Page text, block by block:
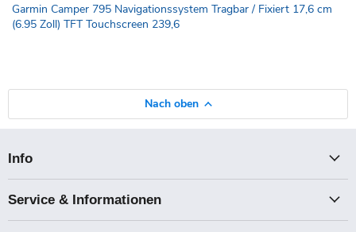
Garmin Camper 795 Navigationssystem Tragbar / Fixiert 17,6 cm
(6.95 Zoll) TFT Touchscreen 239,6
Nach oben
Info
Service & Informationen